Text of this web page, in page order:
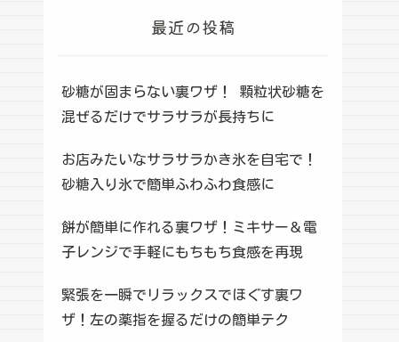
最近の投稿
砂糖が固まらない裏ワザ！ 顆粒状砂糖を
混ぜるだけでサラサラが長持ちに
お店みたいなサラサラかき氷を自宅で！
砂糖入り氷で簡単ふわふわ食感に
餅が簡単に作れる裏ワザ！ミキサー＆電
子レンジで手軽にもちもち食感を再現
緊張を一瞬でリラックスでほぐす裏ワ
ザ！左の薬指を握るだけの簡単テク